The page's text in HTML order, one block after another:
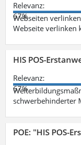
Relevanz:
67%
Webseiten
Webseite verlinken
HIS POS-
Relevanz:
67%
schwerbehinderter
POE: "HIS POS-